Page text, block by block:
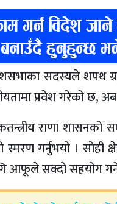
सदस्यले
प्रवेश गरेको छ,
राणा शासनको
गर्नुभयो । सोही
आफूले सक्दो सहयोग गर्ने